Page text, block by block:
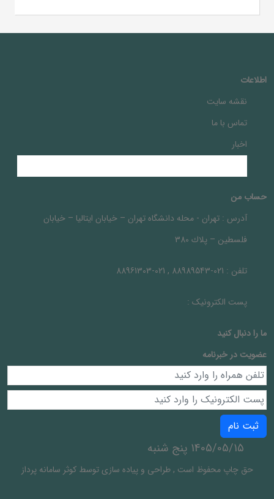
اطلاعات
نقشه سایت
تماس با ما
اخبار
حساب من
آدرس : تهران - محله دانشگاه تهران – خيابان ايتاليا – خيابان
فلسطين – پلاك 380
تلفن : 021-88989543 , 021-88961303
پست الکترونیک :
ما را دنبال کنيد
عضویت در خبرنامه
ثبت نام
1405/05/15 پنج شنبه
حق چاپ محفوظ است ,طراحی و پیاده سازی توسطکوثر سامانه پرداز